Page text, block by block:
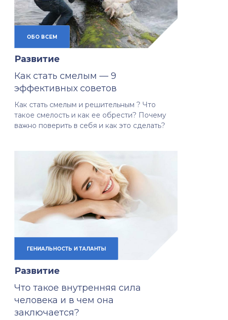
ОБО ВСЕМ
Развитие
Как стать смелым — 9
эффективных советов
Как стать смелым и решительным ? Что
такое смелость и как ее обрести? Почему
важно поверить в себя и как это сделать?
ГЕНИАЛЬНОСТЬ И ТАЛАНТЫ
Развитие
Что такое внутренняя сила
человека и в чем она
заключается?